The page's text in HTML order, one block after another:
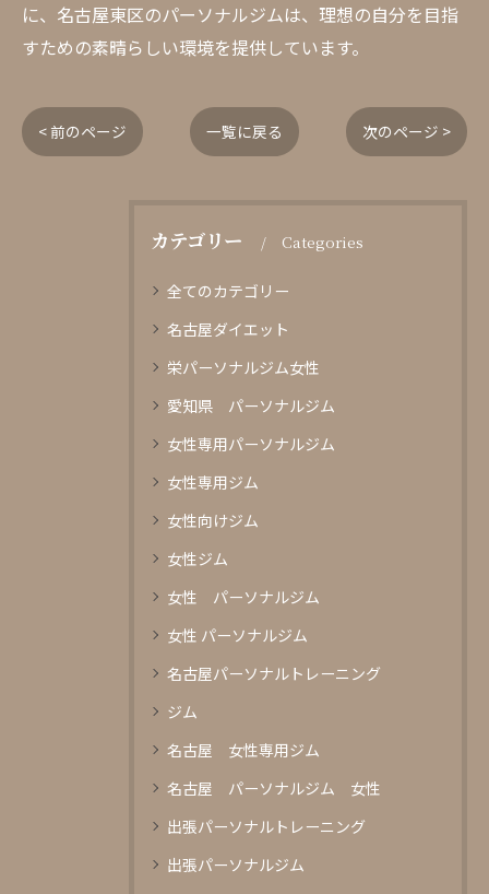
に、名古屋東区のパーソナルジムは、理想の自分を目指
すための素晴らしい環境を提供しています。
< 前のページ 一覧に戻る 次のページ >
カテゴリー Categories
全てのカテゴリー
名古屋ダイエット
栄パーソナルジム女性
愛知県 パーソナルジム
女性専用パーソナルジム
女性専用ジム
女性向けジム
女性ジム
女性 パーソナルジム
女性 パーソナルジム
名古屋パーソナルトレーニング
ジム
名古屋 女性専用ジム
名古屋 パーソナルジム 女性
出張パーソナルトレーニング
出張パーソナルジム